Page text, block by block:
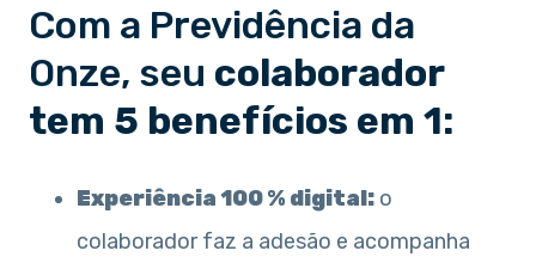
Com a Previdência da
Onze, seu colaborador
tem 5 benefícios em 1:
Experiência 100 % digital:o
colaborador faz a adesão e acompanha